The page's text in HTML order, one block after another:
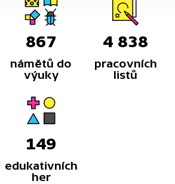
867
námětů do
výuky
4 838
pracovních
listů
149
edukativních
her